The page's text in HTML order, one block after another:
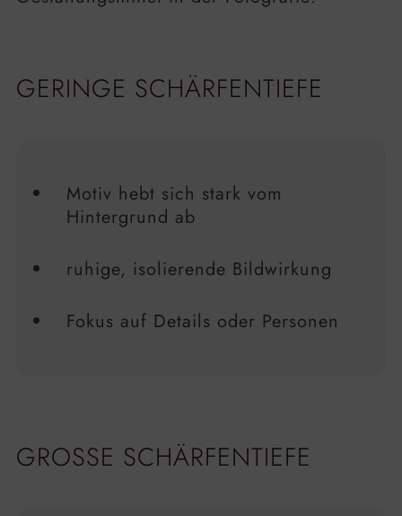
GERINGE SCHÄRFENTIEFE
Motiv hebt sich stark vom
Hintergrund ab
ruhige, isolierende Bildwirkung
Fokus auf Details oder Personen
GROSSE SCHÄRFENTIEFE